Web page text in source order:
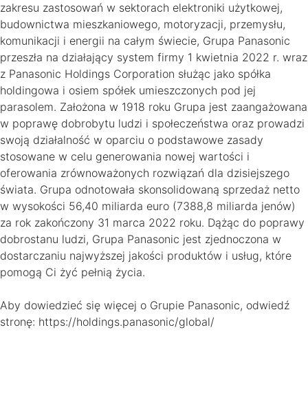
zakresu zastosowań w sektorach elektroniki użytkowej,
budownictwa mieszkaniowego, motoryzacji, przemysłu,
komunikacji i energii na całym świecie, Grupa Panasonic
przeszła na działający system firmy 1 kwietnia 2022 r. wraz
z Panasonic Holdings Corporation służąc jako spółka
holdingowa i osiem spółek umieszczonych pod jej
parasolem. Założona w 1918 roku Grupa jest zaangażowana
w poprawę dobrobytu ludzi i społeczeństwa oraz prowadzi
swoją działalność w oparciu o podstawowe zasady
stosowane w celu generowania nowej wartości i
oferowania zrównoważonych rozwiązań dla dzisiejszego
świata. Grupa odnotowała skonsolidowaną sprzedaż netto
w wysokości 56,40 miliarda euro (7388,8 miliarda jenów)
za rok zakończony 31 marca 2022 roku. Dążąc do poprawy
dobrostanu ludzi, Grupa Panasonic jest zjednoczona w
dostarczaniu najwyższej jakości produktów i usług, które
pomogą Ci żyć pełnią życia.
Aby dowiedzieć się więcej o Grupie Panasonic, odwiedź
stronę: https://holdings.panasonic/global/